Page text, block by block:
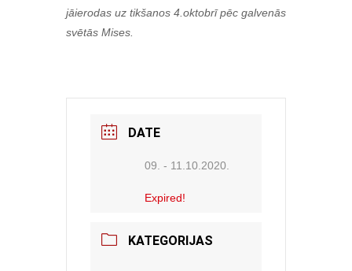
jāierodas uz tikšanos 4.oktobrī pēc galvenās
svētās Mises.
DATE
09. - 11.10.2020.
Expired!
KATEGORIJAS